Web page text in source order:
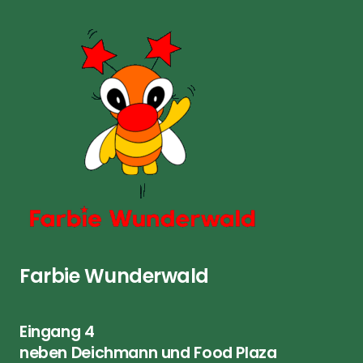
Farbie Wunderwald
Eingang 4
neben Deichmann und Food Plaza